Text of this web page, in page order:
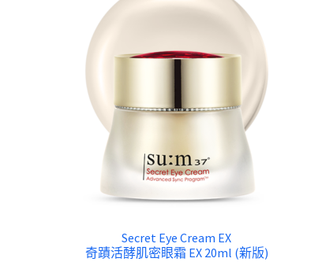
Secret Eye Cream EX
奇蹟活酵肌密眼霜 EX 20ml (新版)